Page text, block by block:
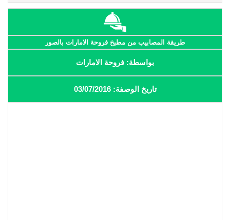
طريقة المصابيب من مطبخ فروحة الامارات بالصور
بواسطة: فروحة الامارات
تاريخ الوصفة: 03/07/2016